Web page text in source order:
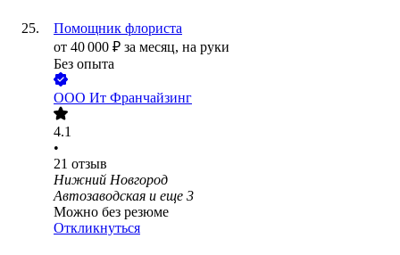
Помощник флориста
от 40 000 ₽ за месяц, на руки
Без опыта
ООО Ит Франчайзинг
4.1
•
21 отзыв
Нижний Новгород
Автозаводская и еще 3
Можно без резюме
Откликнуться